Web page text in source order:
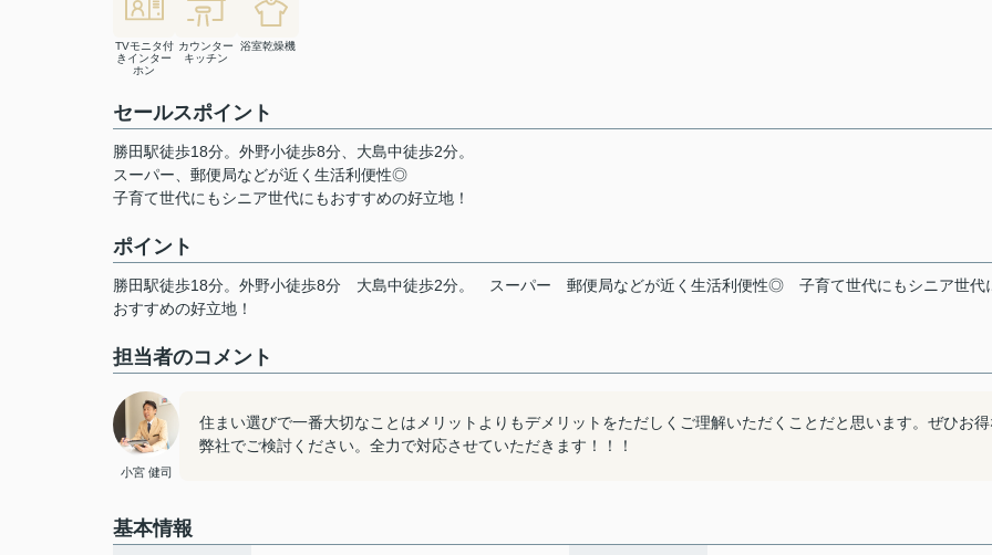
TVモニタ付
きインター
ホン
カウンター
キッチン
浴室乾燥機
セールスポイント
勝田駅徒歩18分。外野小徒歩8分、大島中徒歩2分。
スーパー、郵便局などが近く生活利便性◎
子育て世代にもシニア世代にもおすすめの好立地！
ポイント
勝田駅徒歩18分。外野小徒歩8分 大島中徒歩2分。 スーパー 郵便局などが近く生活利便性◎
子育て世代にもシニア世代
おすすめの好立地！
担当者のコメント
小宮 健司
住まい選びで一番大切なことはメリットよりもデメリットをただしくご理解いただくことだと思います。ぜひお
弊社でご検討ください。全力で対応させていただきます！！！
基本情報